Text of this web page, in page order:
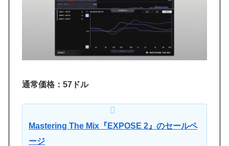
通常価格：57ドル
Mastering The Mix『EXPOSE 2』のセールペ
ージ